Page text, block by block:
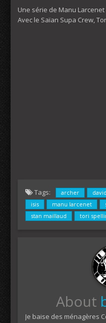
Une série de Manu Larcenet
Avec le Saïan Supa Crew,
Tags: archer
isis
manu larcenet
stan maillaud
tori
About
Je baise des ménagères